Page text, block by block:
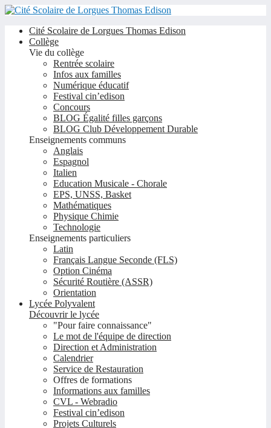
Cité Scolaire de Lorgues Thomas Edison
Collège
Vie du collège
Rentrée scolaire
Infos aux familles
Numérique éducatif
Festival cin’edison
Concours
BLOG Égalité filles garçons
BLOG Club Développement Durable
Enseignements communs
Anglais
Espagnol
Italien
Education Musicale - Chorale
EPS, UNSS, Basket
Mathématiques
Physique Chimie
Technologie
Enseignements particuliers
Latin
Français Langue Seconde (FLS)
Option Cinéma
Sécurité Routière (ASSR)
Orientation
Lycée Polyvalent
Découvrir le lycée
"Pour faire connaissance"
Le mot de l'équipe de direction
Direction et Administration
Calendrier
Service de Restauration
Offres de formations
Informations aux familles
CVL - Webradio
Festival cin’edison
Projets Culturels